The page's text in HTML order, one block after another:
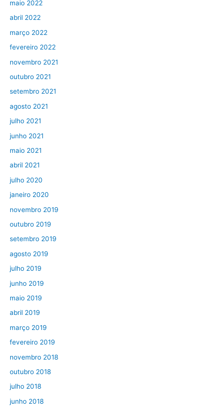
maio 2022
abril 2022
março 2022
fevereiro 2022
novembro 2021
outubro 2021
setembro 2021
agosto 2021
julho 2021
junho 2021
maio 2021
abril 2021
julho 2020
janeiro 2020
novembro 2019
outubro 2019
setembro 2019
agosto 2019
julho 2019
junho 2019
maio 2019
abril 2019
março 2019
fevereiro 2019
novembro 2018
outubro 2018
julho 2018
junho 2018